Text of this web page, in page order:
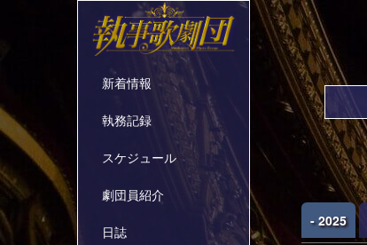
新着情報
執務記録
スケジュール
劇団員紹介
日誌
- 2025